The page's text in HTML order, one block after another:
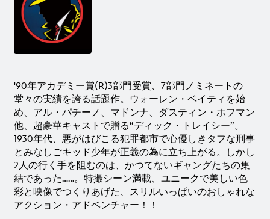
'90年アカデミー賞(R)3部門受賞、7部門ノミネートの
堂々の実績を誇る話題作。ウォーレン・ベイティを始
め、アル・パチーノ、マドンナ、ダスティン・ホフマン
他、超豪華キャストで贈る“ディック・トレイシー”。
1930年代、悪がはびこる犯罪都市で心優しきタフな刑事
とみなしごキッド少年が正義の為に立ち上がる。しかし
2人の行く手を阻むのは、かつてないギャングたちの集
結であった……。特撮シーン満載、ユニークで美しい色
彩と映像でつくりあげた、スリルいっぱいのおしゃれな
アクション・アドベンチャー！！